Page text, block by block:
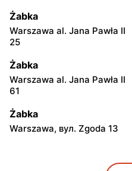
Żabka
Warszawa al. Jana Pawła II
25
Żabka
Warszawa al. Jana Pawła II
61
Żabka
Warszawa, вул. Zgoda 13